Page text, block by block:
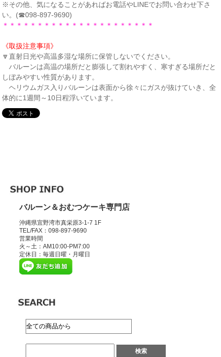
※その他、気になることがあればお電話やLINEでお問い合わせ下さ
い。(☎098-897-9690)
＊＊＊＊＊＊＊＊＊＊＊＊＊＊＊＊＊＊＊＊＊＊
《取扱注意事項》
🔽直射日光や高温多湿な場所に保管しないでください。
バルーンは高温の場所だと膨張して割れやすく、寒すぎる場所だと
しぼみやすい性質があります。
ヘリウムガス入りバルーンは表面から徐々にガスが抜けていき、全
体的に1週間～10日程浮いています。
バルーン＆おむつケーキ専門店
沖縄県宜野湾市真栄原3-1-7 1F
TEL/FAX：098-897-9690
営業時間
火～土：AM10:00-PM7:00
定休日：毎週日曜・月曜日